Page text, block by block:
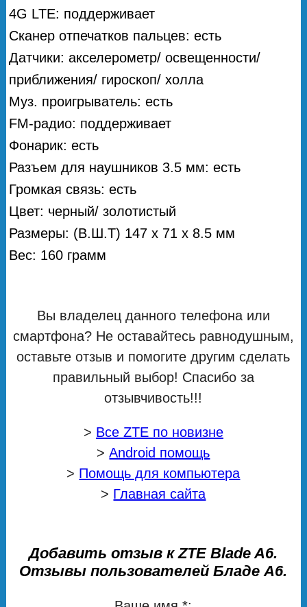
4G LTE: поддерживает
Сканер отпечатков пальцев: есть
Датчики: акселерометр/ освещенности/
приближения/ гироскоп/ холла
Муз. проигрыватель: есть
FM-радио: поддерживает
Фонарик: есть
Разъем для наушников 3.5 мм: есть
Громкая связь: есть
Цвет: черный/ золотистый
Размеры: (В.Ш.Т) 147 x 71 x 8.5 мм
Вес: 160 грамм
Вы владелец данного телефона или
смартфона? Не оставайтесь равнодушным,
оставьте отзыв и помогите другим сделать
правильный выбор! Спасибо за
отзывчивость!!!
> Все ZTE по новизне
>Android помощь
> Помощь для компьютера
> Главная сайта
Добавить отзыв к ZTE Blade A6.
Отзывы пользователей Бладе А6.